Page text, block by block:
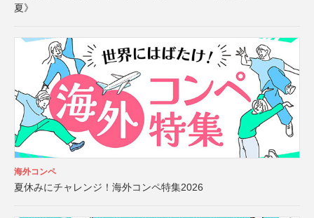
夏》
海外コンペ
夏休みにチャレンジ！海外コンペ特集2026